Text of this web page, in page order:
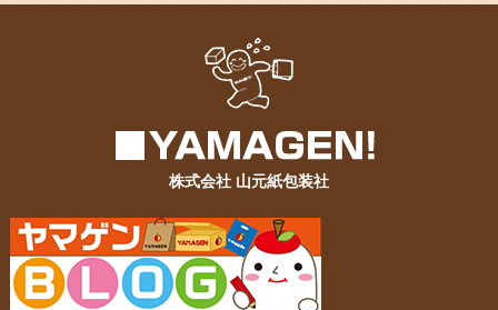
株式会社 山元紙包装社